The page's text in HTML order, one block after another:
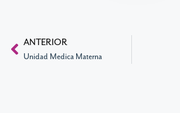
ANTERIOR
Unidad Medica Materna